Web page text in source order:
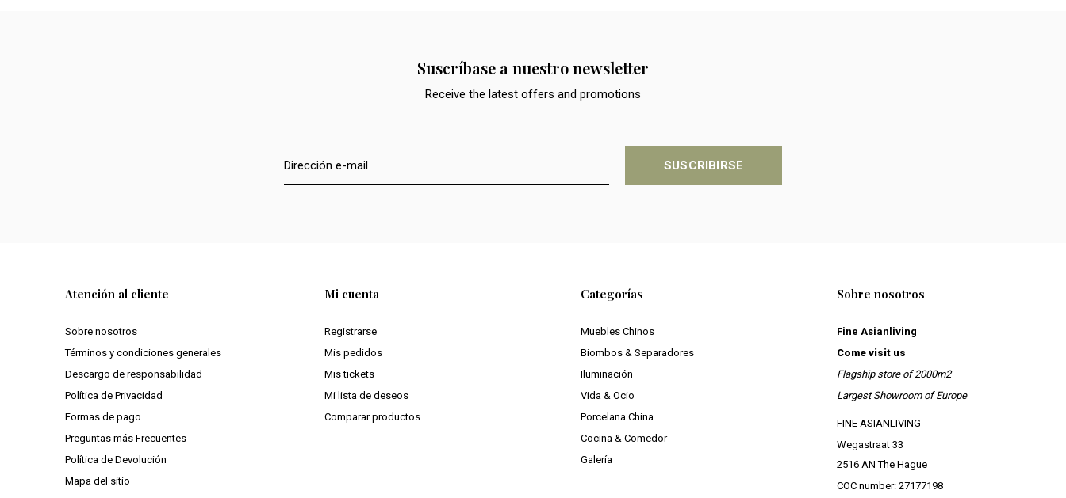
Suscríbase a nuestro newsletter
Receive the latest offers and promotions
SUSCRIBIRSE
Atención al cliente
Sobre nosotros
Términos y condiciones generales
Descargo de responsabilidad
Política de Privacidad
Formas de pago
Preguntas más Frecuentes
Política de Devolución
Mapa del sitio
Mi cuenta
Registrarse
Mis pedidos
Mis tickets
Mi lista de deseos
Comparar productos
Categorías
Muebles Chinos
Biombos & Separadores
Iluminación
Vida & Ocio
Porcelana China
Cocina & Comedor
Galería
Sobre nosotros
Fine Asianliving
Come visit us
Flagship store of 2000m2
Largest Showroom of Europe
FINE ASIANLIVING
Wegastraat 33
2516 AN The Hague
COC number: 27177198